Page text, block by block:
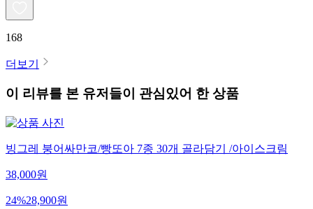
168
더보기
이 리뷰를 본 유저들이 관심있어 한 상품
빙그레 붕어싸만코/빵또아 7종 30개 골라담기 /아이스크림
38,000원
24%28,900원